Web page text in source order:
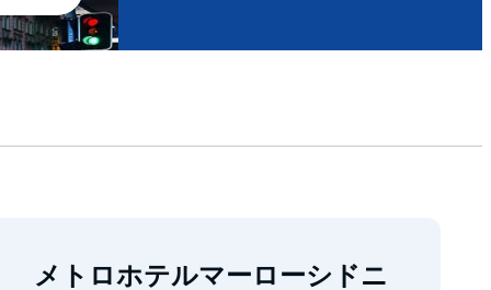
メトロホテルマーローシドニ